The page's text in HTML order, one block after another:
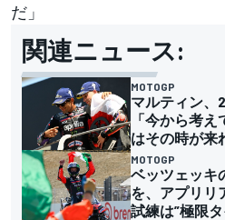
だ」
関連ニュース:
MOTOGP
マルティン、
「今から考
はその時が来
MOTOGP
ベッツェッキ
を、アプリリ
試練は”極限